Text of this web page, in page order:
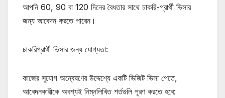
আপনি 60, 90 বা 120 দিনের বৈধতার সাথে চাকরি-প্রার্থী ভিসার
জন্য আবেদন করতে পারেন।
চাকরিপ্রার্থী ভিসার জন্য যোগ্যতা:
কাজের সুযোগ অন্বেষণের উদ্দেশ্যে একটি ভিজিট ভিসা পেতে,
আবেদনকারীকে অবশ্যই নিম্নলিখিত শর্তগুলি পূরণ করতে হবে: